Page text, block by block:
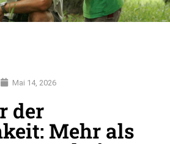
Mai 14, 2026
der
Mehr als